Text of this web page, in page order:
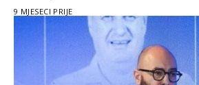
9 MJESECI PRIJE